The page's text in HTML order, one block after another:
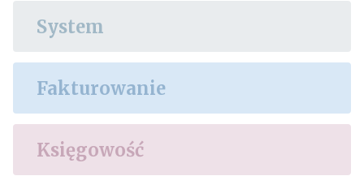
System
Fakturowanie
Księgowość